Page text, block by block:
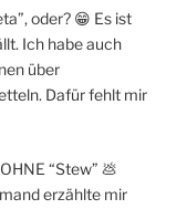
oder? 😁 Es ist
Ich habe auch
über
Dafür fehlt mir
“Stew” 💩
erzählte mir